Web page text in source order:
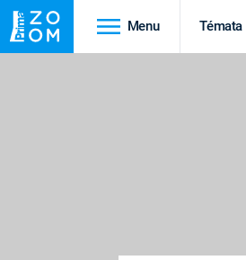
Menu Témata